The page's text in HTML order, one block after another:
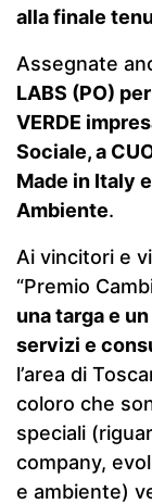
alla finale
Assegnate
LABS (PO)
VERDE
Sociale, a
Made in Italy
Ambiente.
Ai vincitori e
“Premio
una targa e
servizi e
l’area di
coloro che
speciali
company,
e ambiente)